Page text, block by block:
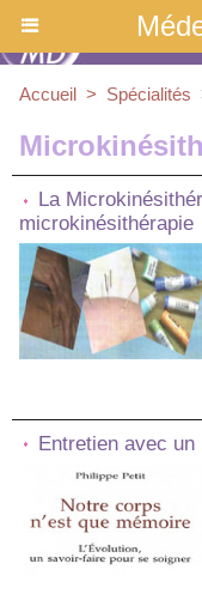
Accueil > Spécialités
La
microkinésithérapie
Entretien avec